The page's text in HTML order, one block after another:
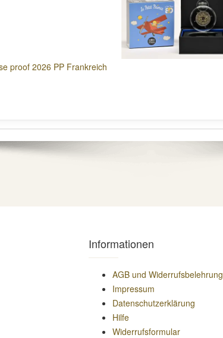
proof 2026 PP Frankreich
Informationen
AGB und Widerrufsbelehrung
Impressum
Datenschutzerklärung
Hilfe
Widerrufsformular